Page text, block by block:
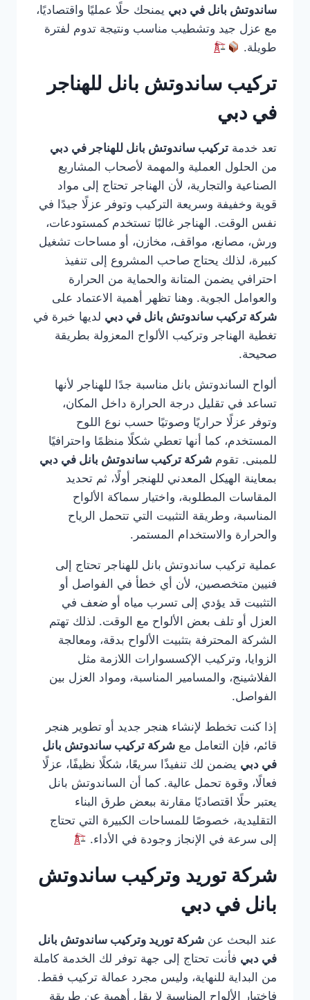
ساندوتش بانل في دبي يمنحك حلًا عمليًا واقتصاديًا،
مع عزل جيد وتشطيب مناسب ونتيجة تدوم لفترة
طويلة.
تركيب ساندوتش بانل للهناجر
في دبي
تعد خدمة تركيب ساندوتش بانل للهناجر في دبي
من الحلول العملية والمهمة لأصحاب المشاريع
الصناعية والتجارية، لأن الهناجر تحتاج إلى مواد
قوية وخفيفة وسريعة التركيب وتوفر عزلًا جيدًا في
نفس الوقت. الهناجر غالبًا تستخدم كمستودعات،
ورش، مصانع، مواقف، مخازن، أو مساحات تشغيل
كبيرة، لذلك يحتاج صاحب المشروع إلى تنفيذ
احترافي يضمن المتانة والحماية من الحرارة
والعوامل الجوية. وهنا تظهر أهمية الاعتماد على
شركة تركيب ساندوتش بانل في دبي لديها خبرة في
تغطية الهناجر وتركيب الألواح المعزولة بطريقة
صحيحة.
ألواح الساندوتش بانل مناسبة جدًا للهناجر لأنها
تساعد في تقليل درجة الحرارة داخل المكان،
وتوفر عزلًا حراريًا وصوتيًا حسب نوع اللوح
المستخدم، كما أنها تعطي شكلًا منظمًا واحترافيًا
للمبنى. تقوم شركة تركيب ساندوتش بانل في دبي
بمعاينة الهيكل المعدني للهنجر أولًا، ثم تحديد
المقاسات المطلوبة، واختيار سماكة الألواح
المناسبة، وطريقة التثبيت التي تتحمل الرياح
والحرارة والاستخدام المستمر.
عملية تركيب ساندوتش بانل للهناجر تحتاج إلى
فنيين متخصصين، لأن أي خطأ في الفواصل أو
التثبيت قد يؤدي إلى تسرب مياه أو ضعف في
العزل أو تلف بعض الألواح مع الوقت. لذلك تهتم
الشركة المحترفة بتثبيت الألواح بدقة، ومعالجة
الزوايا، وتركيب الإكسسوارات اللازمة مثل
الفلاشينج، والمسامير المناسبة، ومواد العزل بين
الفواصل.
إذا كنت تخطط لإنشاء هنجر جديد أو تطوير هنجر
قائم، فإن التعامل مع شركة تركيب ساندوتش بانل
في دبي يضمن لك تنفيذًا سريعًا، شكلًا نظيفًا، عزلًا
فعالًا، وقوة تحمل عالية. كما أن الساندوتش بانل
يعتبر حلًا اقتصاديًا مقارنة ببعض طرق البناء
التقليدية، خصوصًا للمساحات الكبيرة التي تحتاج
إلى سرعة في الإنجاز وجودة في الأداء.
شركة توريد وتركيب ساندوتش
بانل في دبي
عند البحث عن شركة توريد وتركيب ساندوتش بانل
في دبي فأنت تحتاج إلى جهة توفر لك الخدمة كاملة
من البداية للنهاية، وليس مجرد عمالة تركيب فقط.
فاختيار الألواح المناسبة لا يقل أهمية عن طريقة